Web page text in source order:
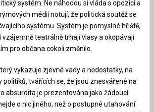
systém. Ne náhodou si vláda s opozicí a
médií notují, že politická soutěž se
systému. Systém je pomyslné hřiště,
teatrálně trhají vlasy a okopávají
pro občana cokoli změnilo.
vykazuje zjevné vady a nedostatky, na
politiků, tvářících se, že jsou znesvářené na
absurdita je prezentována jako žádoucí
o nic jiného, než o postupné utahování